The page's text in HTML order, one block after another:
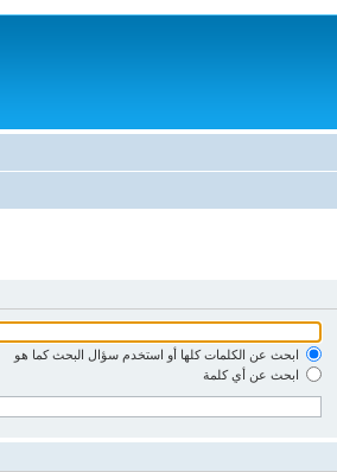
ابحث عن الكلمات كلها أو استخدم سؤال البحث كما هو
ابحث عن أي كلمة